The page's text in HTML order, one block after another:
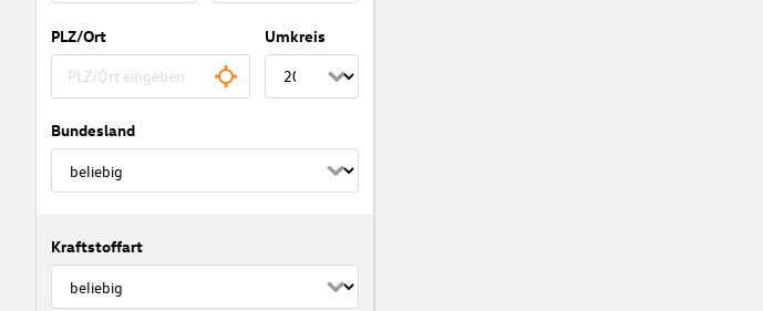
PLZ/Ort Umkreis
Bundesland
Kraftstoffart